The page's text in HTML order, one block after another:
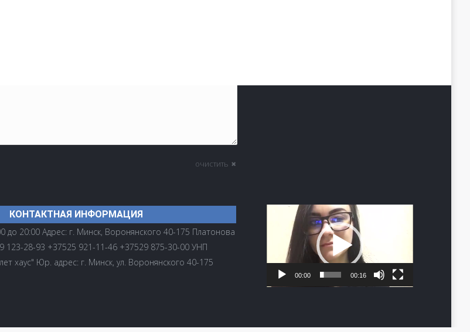
очистить
КОНТАКТНАЯ ИНФОРМАЦИЯ
до 20:00 Адрес: г. Минск, Воронянского 40-175 Платонова
123-28-93 +37525 921-11-46 +37529 875-30-00 УНП
хаус" Юр. адрес: г. Минск, ул. Воронянского 40-175
Видеоплеер
00:00 00:16